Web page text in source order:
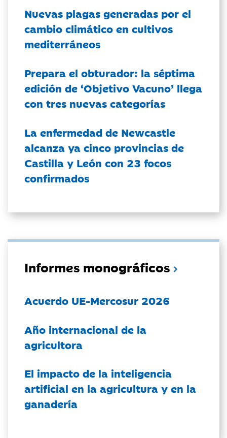
Nuevas plagas generadas por el
cambio climático en cultivos
mediterráneos
Prepara el obturador: la séptima
edición de ‘Objetivo Vacuno’ llega
con tres nuevas categorías
La enfermedad de Newcastle
alcanza ya cinco provincias de
Castilla y León con 23 focos
confirmados
Informes monográficos
Acuerdo UE-Mercosur 2026
Año internacional de la
agricultora
El impacto de la inteligencia
artificial en la agricultura y en la
ganadería